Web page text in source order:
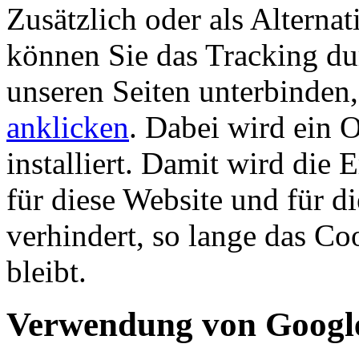
Zusätzlich oder als
können Sie das Tracking
unseren Seiten
anklicken. Dabei wird ein
installiert. Damit wird die
für diese Website und für
verhindert, so lange das
bleibt.
Verwendung von